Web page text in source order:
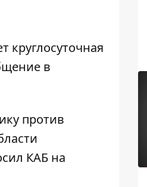
круглосуточная
в
против
КАБ на